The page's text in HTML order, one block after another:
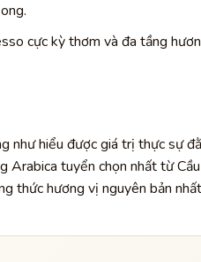
cực kỳ thơm và đa tầng
như hiểu được giá trị thực sự
Arabica tuyển chọn nhất từ Cầu
thức hương vị nguyên bản